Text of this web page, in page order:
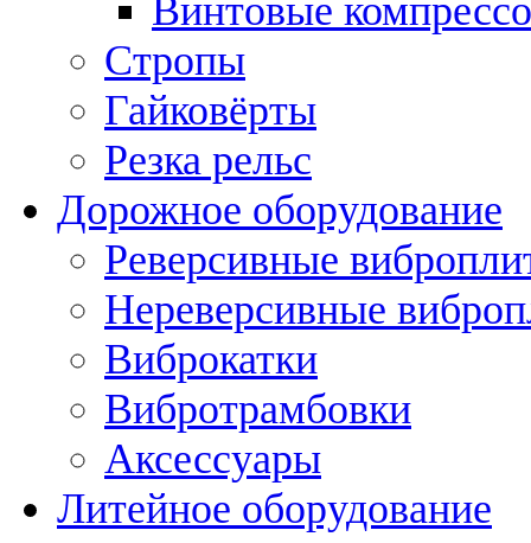
Винтовые
Стропы
Гайковёрты
Резка рельс
Дорожное оборудование
Реверсивные
Нереверсивные
Виброкатки
Вибротрамбовки
Аксессуары
Литейное оборудование